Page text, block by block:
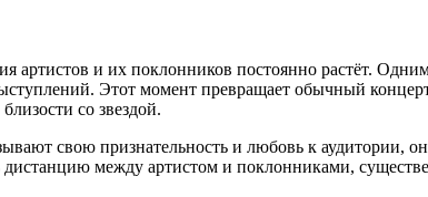
артистов и их поклонников постоянно растёт.
Этот момент превращает обычный
со звездой.
свою признательность и любовь к
между артистом и поклонниками,